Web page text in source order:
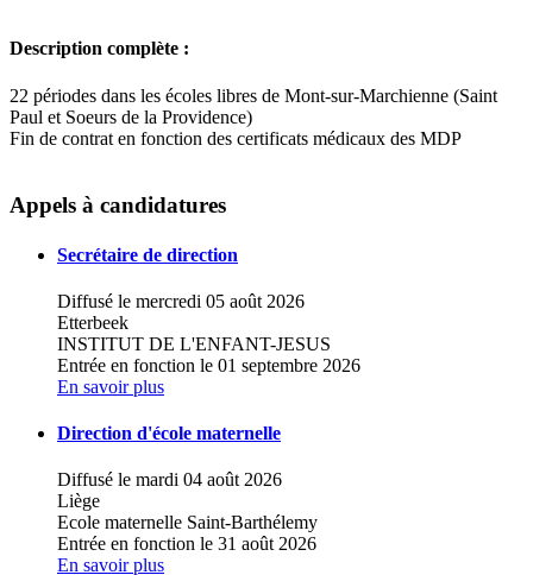
Description complète :
22 périodes dans les écoles libres de Mont-sur-Marchienne (Saint
Paul et Soeurs de la Providence)
Fin de contrat en fonction des certificats médicaux des MDP
Ecole fondamentale libre des Soeurs de la
+
Appels à candidatures
Secrétaire de direction
Diffusé le mercredi 05 août 2026
Etterbeek
INSTITUT DE L'ENFANT-JESUS
Entrée en fonction le 01 septembre 2026
En savoir plus
Direction d'école maternelle
Diffusé le mardi 04 août 2026
Liège
Ecole maternelle Saint-Barthélemy
Entrée en fonction le 31 août 2026
En savoir plus